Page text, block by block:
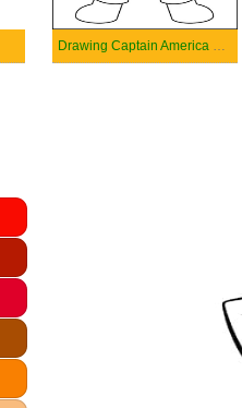
Drawing Captain America Smiling